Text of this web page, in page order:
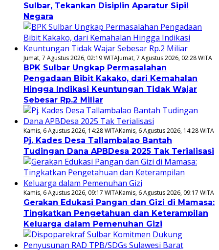
Sulbar, Tekankan Disiplin Aparatur Sipil
Negara
Jumat, 7 Agustus 2026, 02:19 WITAJumat, 7 Agustus 2026, 02:28 WITA
BPK Sulbar Ungkap Permasalahan
Pengadaan Bibit Kakako, dari Kemahalan
Hingga Indikasi Keuntungan Tidak Wajar
Sebesar Rp.2 Miliar
Kamis, 6 Agustus 2026, 14:28 WITAKamis, 6 Agustus 2026, 14:28 WITA
Pj. Kades Desa Tallambalao Bantah
Tudingan Dana APBDesa 2025 Tak Terialisasi
Kamis, 6 Agustus 2026, 09:17 WITAKamis, 6 Agustus 2026, 09:17 WITA
Gerakan Edukasi Pangan dan Gizi di Mamasa:
Tingkatkan Pengetahuan dan Keterampilan
Keluarga dalam Pemenuhan Gizi